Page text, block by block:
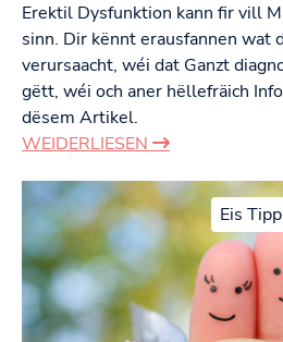
Erektil Dysfunktion kann fir vill
sinn. Dir kënnt erausfannen wat
verursaacht, wéi dat Ganzt
gëtt, wéi och aner hëllefräich
dësem Artikel.
WEIDERLIESEN
Eis